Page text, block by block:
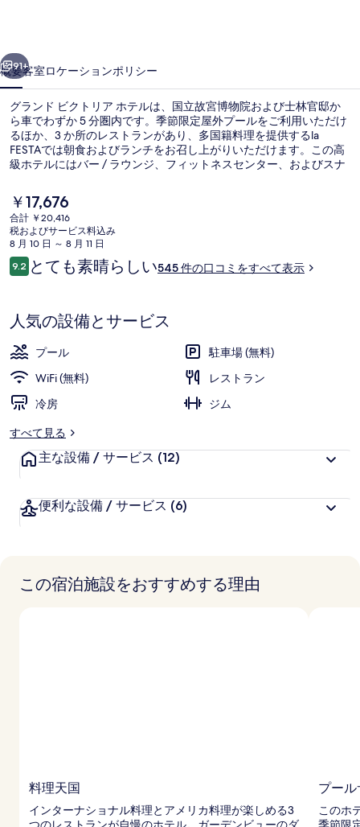
リ
ア
ホ
テ
ル
の
写
真
ギ
ラ
リ
ー
91+
概要客室ロケーションポリシー
グランド ビクトリア ホテルは、国立故宮博物院および士林官邸か
ら車でわずか 5 分圏内です。季節限定屋外プールをご利用いただけ
るほか、3 か所のレストランがあり、多国籍料理を提供するla
FESTAでは朝食およびランチをお召し上がりいただけます。この高
級ホテルにはバー / ラウンジ、フィットネスセンター、およびスナ
ィションを評価しています。周辺ではさまざまな公共交通機関を利
用できます。地下鉄 剣南路駅までは 5 分、地下鉄 西湖駅までは 12
分です。
現
在
の
料
金
は
す
￥17,676
合計 ￥20,416
税およびサービス料込み
8 月 10 日 ～ 8 月 11 日
口
コ
9.210段階中9.2
とても素晴らしい545 件の口コミをすべて表示
人気の設備とサービス
プール
駐車場 (無料)
WiFi (無料)
レストラン
冷房
ジム
すべて見る
主な設備 / サービス (12)
便利な設備 / サービス (6)
この宿泊施設をおすすめする理由
料理天国
インターナショナル料理とアメリカ料理が楽しめる3
プー
このホ